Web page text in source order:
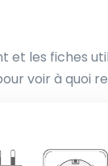
et les fiches
voir à quoi